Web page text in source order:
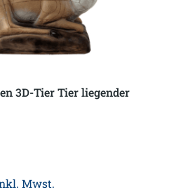
3D-Tier Tier liegender
Mwst.